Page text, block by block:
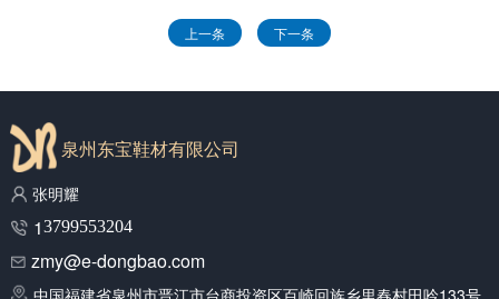
上一条 下一条
泉州东宝鞋材有限公司
张明耀
13799553204
zmy@e-dongbao.com
中国福建省泉州市晋江市台商投资区百崎回族乡里春村田呤133号